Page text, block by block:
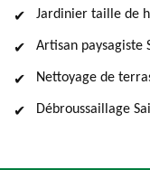
Jardinier taille de
Artisan paysagiste
Nettoyage de
Débroussaillage